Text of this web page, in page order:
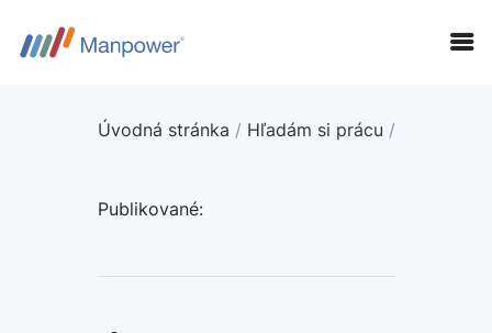
FIRMY
Úvodná stránka / Hľadám si prácu /
Publikované: